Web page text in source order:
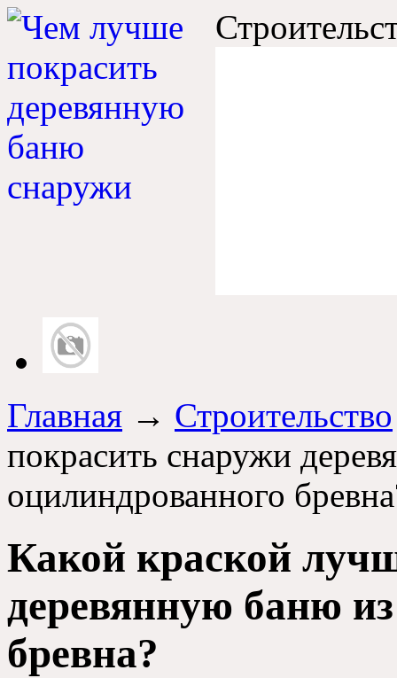
Главная → Строительство
покрасить снаружи
оцилиндрованного
Какой краской
деревянную баню
бревна?